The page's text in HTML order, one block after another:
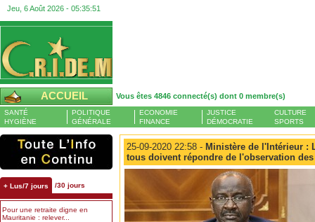
Jeu, 6 Août 2026 - 05:35:52
ACCUEIL Vous êtes 4846 connecté(s) dont 0 membre(s)
SANTÉ
HYGIÈNE
POLITIQUE
GÉNÉRALE
ECONOMIE
FINANCE
JUSTICE
DÉMOCRATIE
CULTURE
SPORTS
+ Lus/7 jours /30 jours
Pour une retraite digne en
Mauritanie : relever...
25-09-2020 22:58 - Ministère de l'Intérieur :
tous doivent répondre de l'observation